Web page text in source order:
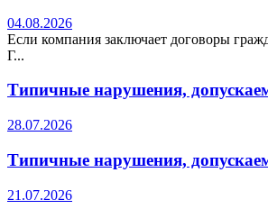
04.08.2026
Если компания заключает договоры
Г...
Типичные нарушения,
28.07.2026
Типичные нарушения,
21.07.2026